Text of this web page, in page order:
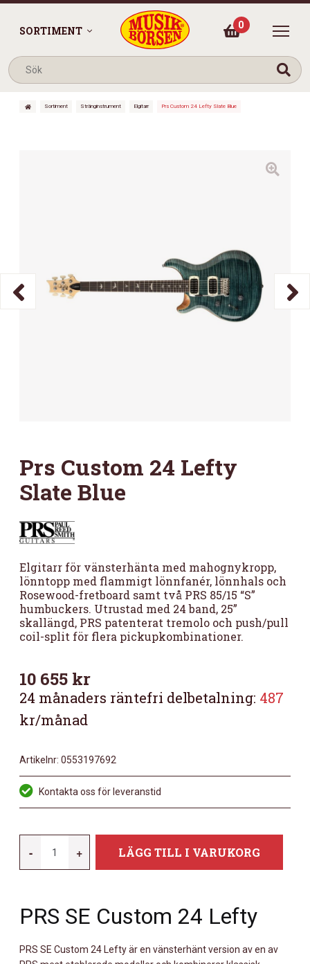
SORTIMENT 0
Sortiment Stränginstrument Elgitarr Prs Custom 24 Lefty Slate Blue
Prs Custom 24 Lefty
Slate Blue
Elgitarr för vänsterhänta med mahognykropp,
lönntopp med flammigt lönnfanér, lönnhals och
Rosewood-fretboard samt två PRS 85/15 “S”
humbuckers. Utrustad med 24 band, 25”
skallängd, PRS patenterat tremolo och push/pull
coil-split för flera pickupkombinationer.
10 655 kr
24 månaders räntefri delbetalning: 487
kr/månad
Artikelnr: 0553197692
Kontakta oss för leveranstid
-
CUSTOM
SLATE
MÄNGD
+ LÄGG TILL I VARUKORG
PRS SE Custom 24 Lefty
PRS SE Custom 24 Lefty är en vänsterhänt version av en av